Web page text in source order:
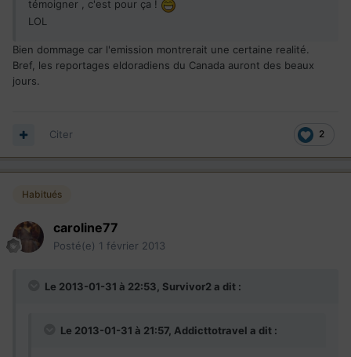
témoigner , c'est pour ça !
LOL
Bien dommage car l'emission montrerait une certaine realité.
Bref, les reportages eldoradiens du Canada auront des beaux
jours.
2
Citer
Habitués
caroline77
Posté(e) 1 février 2013
Le 2013-01-31 à 22:53, Survivor2 a dit :
Le 2013-01-31 à 21:57, Addicttotravel a dit :